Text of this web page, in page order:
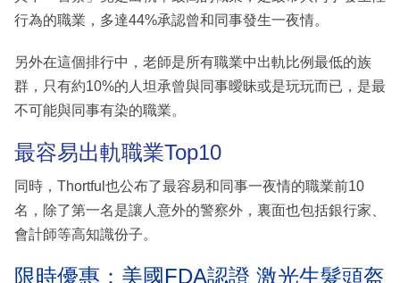
行為的職業，多達44%承認曾和同事發生一夜情。
另外在這個排行中，老師是所有職業中出軌比例最低的族
群，只有約10%的人坦承曾與同事曖昧或是玩玩而已，是最
不可能與同事有染的職業。
最容易出軌職業Top10
同時，Thortful也公布了最容易和同事一夜情的職業前10
名，除了第一名是讓人意外的警察外，裏面也包括銀行家、
會計師等高知識份子。
限時優惠：美國FDA認證 激光生髮頭盔